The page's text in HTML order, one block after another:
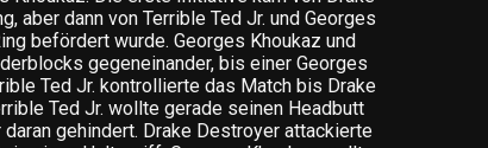
aber dann von Terrible Ted Jr. und Georges
befördert wurde. Georges Khoukaz und
gegeneinander, bis einer Georges
Ted Jr. kontrollierte das Match bis Drake
Ted Jr. wollte gerade seinen Headbutt
gehindert. Drake Destroyer attackierte